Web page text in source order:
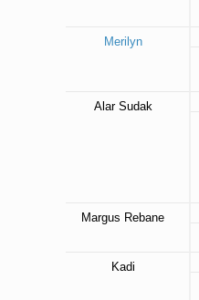
Merilyn
Alar Sudak
Margus Rebane
Kadi